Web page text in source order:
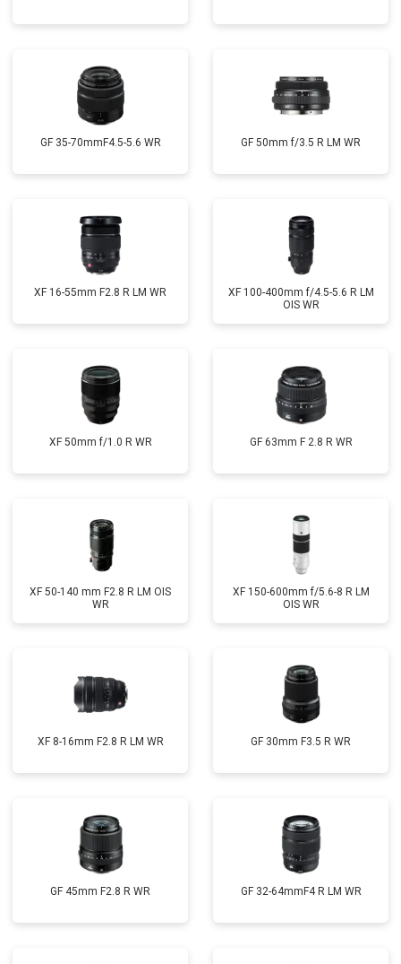
GF 35-70mmF4.5-5.6 WR GF 50mm f/3.5 R LM WR
XF 16-55mm F2.8 R LM WR
XF 100-400mm f/4.5-5.6 R LM
OIS WR
XF 50mm f/1.0 R WR GF 63mm F 2.8 R WR
XF 50-140 mm F2.8 R LM OIS
WR
XF 150-600mm f/5.6-8 R LM
OIS WR
XF 8-16mm F2.8 R LM WR GF 30mm F3.5 R WR
GF 45mm F2.8 R WR GF 32-64mmF4 R LM WR